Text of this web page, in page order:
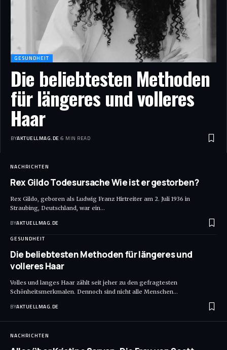
GESUNDHEIT
Die beliebtesten Methoden
für längeres und volleres
Haar
BYAKTUELLMAG.DE 6 MIN READ
NACHRICHTEN
Rex Gildo Todesursache Wie ist er gestorben?
Rex Gildo, geboren als Ludwig Franz Hirtreiter am 2. Juli 1936 in
Straubing, Deutschland, war ein…
BYAKTUELLMAG.DE
GESUNDHEIT
Die beliebtesten Methoden für längeres und
volleres Haar
Volles und langes Haar zählt seit jeher zu den gefragtesten
Schönheitsmerkmalen. Dennoch sind nicht alle Menschen…
BYAKTUELLMAG.DE
NACHRICHTEN